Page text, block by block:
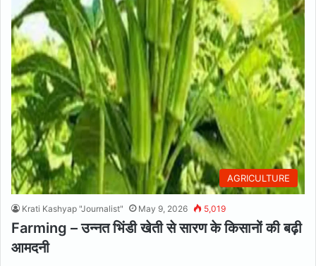
AGRICULTURE
Krati Kashyap "Journalist" May 9, 2026 5,019
Farming – उन्नत भिंडी खेती से सारण के किसानों की बढ़ी
आमदनी